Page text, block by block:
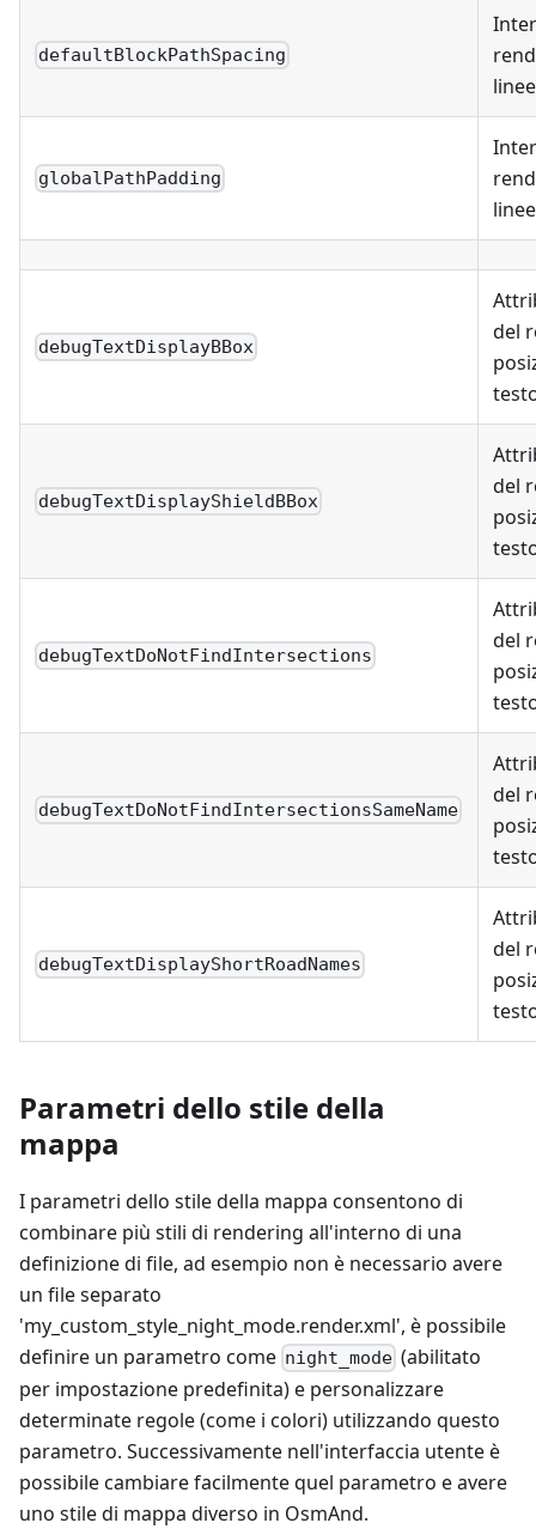
defaultBlockPathSpacing
globalPathPadding
debugTextDisplayBBox
del
debugTextDisplayShieldBBox
del
debugTextDoNotFindIntersections
del
debugTextDoNotFindIntersectionsSameName
del
debugTextDisplayShortRoadNames
del
Parametri dello stile della
mappa
I parametri dello stile della mappa consentono di
combinare più stili di rendering all'interno di una
definizione di file, ad esempio non è necessario avere
un file separato
'my_custom_style_night_mode.render.xml', è possibile
definire un parametro come night_mode (abilitato
per impostazione predefinita) e personalizzare
determinate regole (come i colori) utilizzando questo
parametro. Successivamente nell'interfaccia utente è
possibile cambiare facilmente quel parametro e avere
uno stile di mappa diverso in OsmAnd.